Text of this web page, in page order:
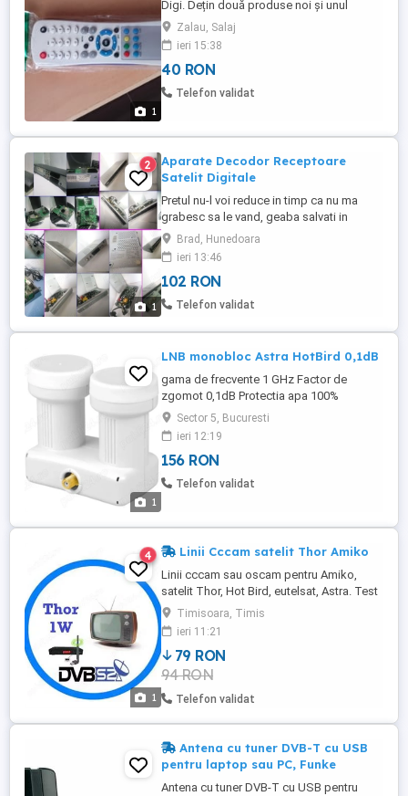
1
Digi. Dețin două produse noi și unul
folosit. Mă puteți contacta oricând la
telefon.
Zalau, Salaj
ieri 15:38
40 RON
Telefon validat
1
2
Aparate Decodor Receptoare
Satelit Digitale
Pretul nu-l voi reduce in timp ca nu ma
grabesc sa le vand, geaba salvati in
favorite crezand ca-l scad, normal il cresc
constant dar sunt negociabile, oricum
valoreaza mai mult de atat De la doar 102
lei bucata Nu trimit cu ramburs Care vor
sa-mi vanda ori isi dau cu parerea sau
Brad, Hunedoara
ieri 13:46
102 RON
Telefon validat
1
LNB monobloc Astra HotBird 0,1dB
gama de frecvente 1 GHz Factor de
zgomot 0,1dB Protectia apa 100%
Diametru montaj 40mm Compatibil cu
HDTV 3D DA Polarizare liniara H V
Sector 5, Bucuresti
ieri 12:19
156 RON
Telefon validat
1
4 Linii Cccam satelit Thor Amiko
Linii cccam sau oscam pentru Amiko,
satelit Thor, Hot Bird, eutelsat, Astra. Test
gratuit pe whatsapp.
Timisoara, Timis
ieri 11:21
79 RON
94 RON
Telefon validat
Antena cu tuner DVB-T cu USB
pentru laptop sau PC, Funke
Antena cu tuner DVB-T cu USB pentru